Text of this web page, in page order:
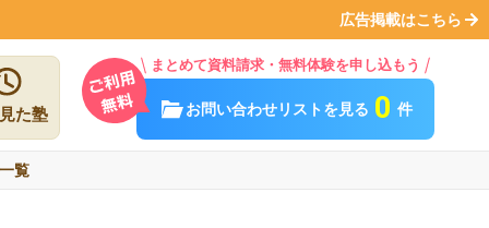
広告掲載はこちら
た塾
まとめて資料請求・無料体験を申し込もう
お問い合わせリストを見る 0 件
覧